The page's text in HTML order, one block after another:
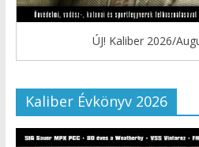
ÚJ! Kaliber 2026/
Kaliber Évkönyv 2026